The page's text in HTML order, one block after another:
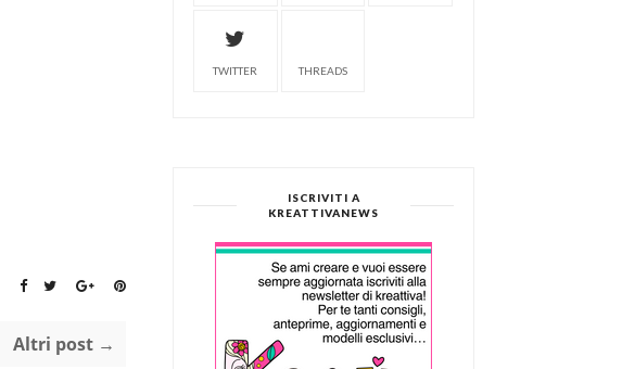
Altri post →
TWITTER THREADS
ISCRIVITI A
KREATTIVANEWS